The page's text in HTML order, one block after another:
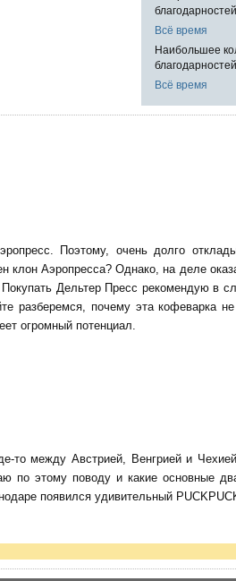
благодарностей
Всё время
Наибольшее
благодарностей
Всё время
Поэтому, очень долго
клон Аэропресса? Однако, на деле
Покупать Дельтер Пресс рекомендую
разберемся, почему эта кофеварка
огромный потенциал.
то между Австрией, Венгрией и
по этому поводу и какие основные
появился удивительный